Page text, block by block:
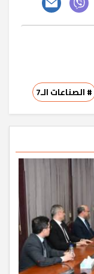
# الصناعات الـ7